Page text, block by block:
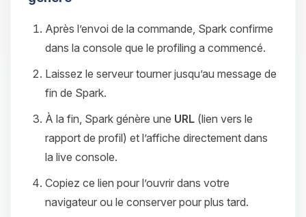
Après l’envoi de la commande, Spark confirme
dans la console que le profiling a commencé.
Laissez le serveur tourner jusqu’au message de
fin de Spark.
À la fin, Spark génère une URL (lien vers le
rapport de profil) et l’affiche directement dans
la live console.
Copiez ce lien pour l’ouvrir dans votre
navigateur ou le conserver pour plus tard.